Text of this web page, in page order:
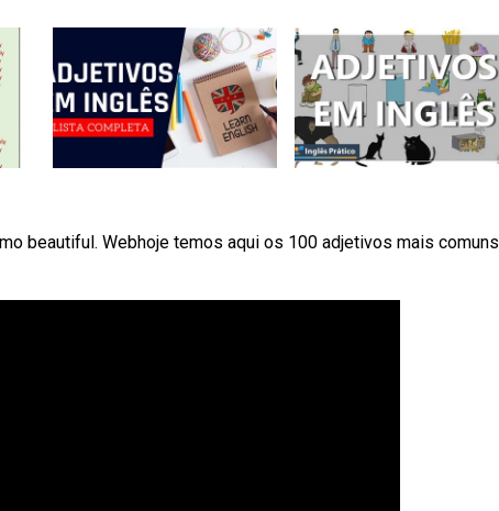
beautiful. Webhoje temos aqui os 100 adjetivos mais comuns